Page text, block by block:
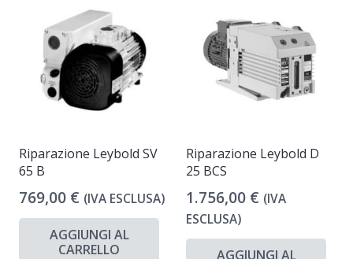
Riparazione Leybold SV
65 B
769,00 € (IVA ESCLUSA)
AGGIUNGI AL
CARRELLO
Riparazione Leybold D
25 BCS
1.756,00 € (IVA
ESCLUSA)
AGGIUNGI AL